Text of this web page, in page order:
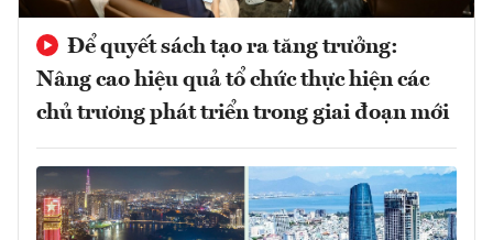
Để quyết sách tạo ra tăng trưởng:
Nâng cao hiệu quả tổ chức thực hiện các
chủ trương phát triển trong giai đoạn mới